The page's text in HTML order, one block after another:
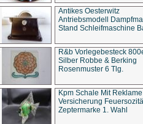
Antikes Oesterwitz
Antriebsmodell
Stand Schleifmaschine
R&b Vorlegebesteck
Silber Robbe & Berking
Rosenmuster 6 Tlg.
Kpm Schale Mit Reklame
Versicherung
Zeptermarke 1. Wahl